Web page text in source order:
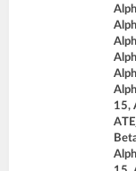
15,